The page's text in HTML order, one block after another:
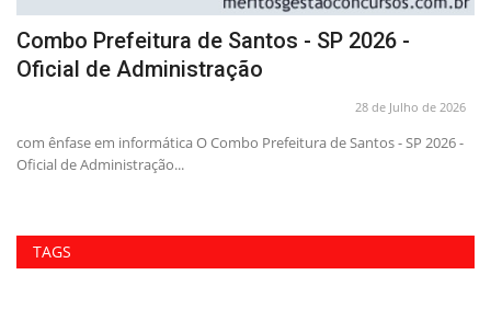
Combo Prefeitura de Santos - SP 2026 -
Oficial de Administração
28 de Julho de 2026
com ênfase em informática O Combo Prefeitura de Santos - SP 2026 -
Oficial de Administração...
TAGS